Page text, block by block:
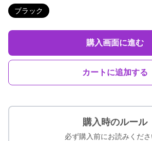
ブラック
購入画面に進む
カートに追加する
購入時のルール
必ず購入前にお読みくださ